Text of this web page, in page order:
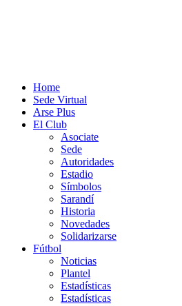
Home
Sede Virtual
Arse Plus
El Club
Asociate
Sede
Autoridades
Estadio
Símbolos
Sarandí
Historia
Novedades
Solidarizarse
Fútbol
Noticias
Plantel
Estadísticas
Estadísticas